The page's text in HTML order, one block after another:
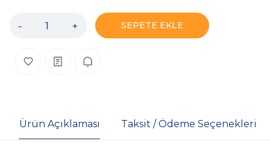
- + SEPETE EKLE
Ürün Açıklaması Taksit / Ödeme Seçenekleri